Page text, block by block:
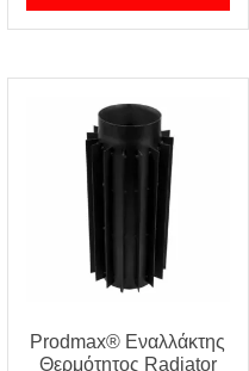
Prodmax® Εναλλάκτης
Θερμότητος Radiator